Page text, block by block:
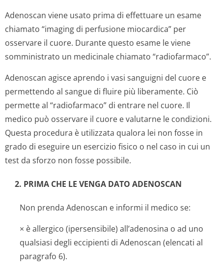
Adenoscan viene usato prima di effettuare un esame
chiamato “imaging di perfusione miocardica” per
osservare il cuore. Durante questo esame le viene
somministrato un medicinale chiamato “radiofarmaco”.
Adenoscan agisce aprendo i vasi sanguigni del cuore e
permettendo al sangue di fluire più liberamente. Ciò
permette al “radiofarmaco” di entrare nel cuore. Il
medico può osservare il cuore e valutarne le condizioni.
Questa procedura è utilizzata qualora lei non fosse in
grado di eseguire un esercizio fisico o nel caso in cui un
test da sforzo non fosse possibile.
2. PRIMA CHE LE VENGA DATO ADENOSCAN
Non prenda Adenoscan e informi il medico se:
× è allergico (ipersensibile) all’adenosina o ad uno
qualsiasi degli eccipienti di Adenoscan (elencati al
paragrafo 6).